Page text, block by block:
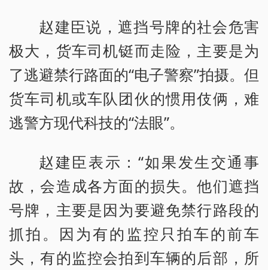
赵建臣说，遮挡号牌的社会危害
极大，货车司机铤而走险，主要是为
了逃避禁行路面的“电子警察”拍摄。但
货车司机或车队团伙的惯用伎俩，难
逃警方现代科技的“法眼”。
赵建臣表示：“如果发生交通事
故，会造成各方面的损失。他们遮挡
号牌，主要是因为要避免禁行路段的
抓拍。因为有的监控只拍车的前车
头，有的监控会拍到车辆的后部，所